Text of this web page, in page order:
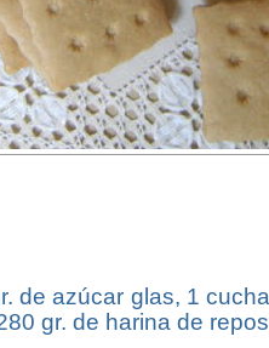
de azúcar glas, 1
gr. de harina de